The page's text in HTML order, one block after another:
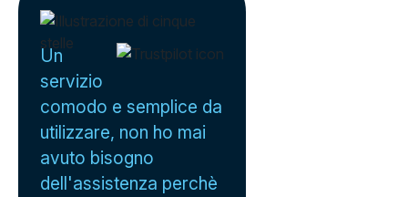
Un
servizio
comodo e semplice da
utilizzare, non ho mai
avuto bisogno
dell'assistenza perchè